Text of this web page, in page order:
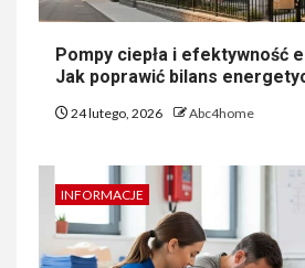
Pompy ciepła i efektywność
Jak poprawić bilans
24 lutego, 2026 Abc4home
INFORMACJE